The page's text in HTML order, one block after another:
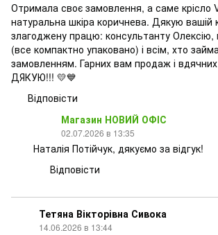
Отримала своє замовлення, а саме крісло
натуральна шкіра коричнева. Дякую вашій
злагоджену працю: консультанту Олексію,
(все компактно упаковано) і всім, хто
замовленням. Гарних вам продаж і вдячних
ДЯКУЮ!!! 💛💙
Відповісти
Магазин НОВИЙ ОФІС
02.07.2026 в 13:35
Наталія Потійчук, дякуємо за відгук!
Відповісти
Тетяна Вікторівна Сивока
14.06.2026 в 13:44